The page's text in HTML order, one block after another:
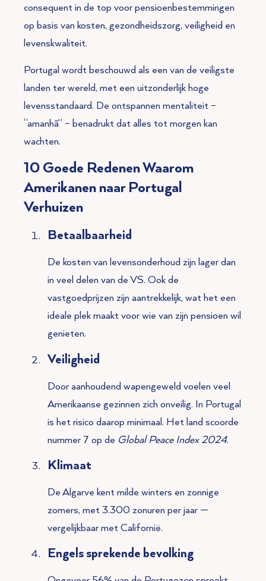
consequent in de top voor pensioenbestemmingen
op basis van kosten, gezondheidszorg, veiligheid en
levenskwaliteit.
Portugal wordt beschouwd als een van de veiligste
landen ter wereld, met een uitzonderlijk hoge
levensstandaard. De ontspannen mentaliteit –
“amanhã” – benadrukt dat alles tot morgen kan
wachten.
10 Goede Redenen Waarom
Amerikanen naar Portugal
Verhuizen
Betaalbaarheid
De kosten van levensonderhoud zijn lager dan
in veel delen van de VS. Ook de
vastgoedprijzen zijn aantrekkelijk, wat het een
ideale plek maakt voor wie van zijn pensioen wil
genieten.
Veiligheid
Door aanhoudend wapengeweld voelen veel
Amerikaanse gezinnen zich onveilig. In Portugal
is het risico daarop minimaal. Het land scoorde
nummer 7 op de Global Peace Index 2024.
Klimaat
De Algarve kent milde winters en zonnige
zomers, met 3.300 zonuren per jaar —
vergelijkbaar met Californië.
Engels sprekende bevolking